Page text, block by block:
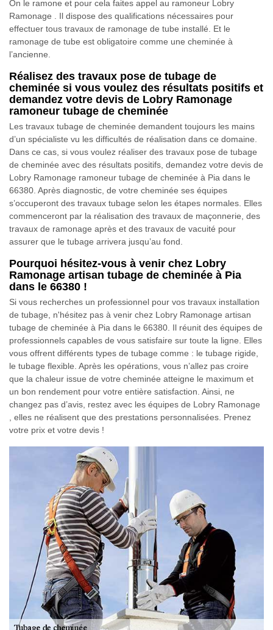
On le ramone et pour cela faites appel au ramoneur Lobry
Ramonage . Il dispose des qualifications nécessaires pour
effectuer tous travaux de ramonage de tube installé. Et le
ramonage de tube est obligatoire comme une cheminée à
l’ancienne.
Réalisez des travaux pose de tubage de
cheminée si vous voulez des résultats positifs et
demandez votre devis de Lobry Ramonage
ramoneur tubage de cheminée
Les travaux tubage de cheminée demandent toujours les mains
d’un spécialiste vu les difficultés de réalisation dans ce domaine.
Dans ce cas, si vous voulez réaliser des travaux pose de tubage
de cheminée avec des résultats positifs, demandez votre devis de
Lobry Ramonage ramoneur tubage de cheminée à Pia dans le
66380. Après diagnostic, de votre cheminée ses équipes
s’occuperont des travaux tubage selon les étapes normales. Elles
commenceront par la réalisation des travaux de maçonnerie, des
travaux de ramonage après et des travaux de vacuité pour
assurer que le tubage arrivera jusqu’au fond.
Pourquoi hésitez-vous à venir chez Lobry
Ramonage artisan tubage de cheminée à Pia
dans le 66380 !
Si vous recherches un professionnel pour vos travaux installation
de tubage, n'hésitez pas à venir chez Lobry Ramonage artisan
tubage de cheminée à Pia dans le 66380. Il réunit des équipes de
professionnels capables de vous satisfaire sur toute la ligne. Elles
vous offrent différents types de tubage comme : le tubage rigide,
le tubage flexible. Après les opérations, vous n’allez pas croire
que la chaleur issue de votre cheminée atteigne le maximum et
un bon rendement pour votre entière satisfaction. Ainsi, ne
changez pas d’avis, restez avec les équipes de Lobry Ramonage
, elles ne réalisent que des prestations personnalisées. Prenez
votre prix et votre devis !